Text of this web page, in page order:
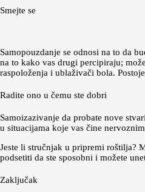
Smejte se
Samopouzdanje se odnosi na to da
na to kako vas drugi percipiraju;
raspoloženja i ublaživači bola.
Radite ono u čemu ste dobri
Samoizazivanje da probate nove
u situacijama koje vas čine
Jeste li stručnjak u pripremi roštilja?
podsetiti da ste sposobni i možete
Zaključak